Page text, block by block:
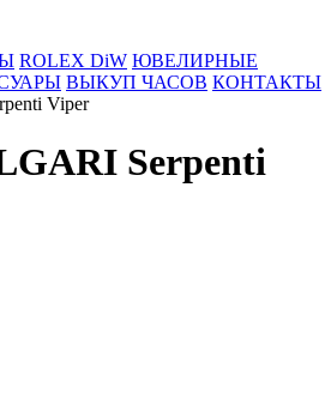
ROLEX DiW ЮВЕЛИРНЫЕ
ВЫКУП ЧАСОВ КОНТАКТЫ
Serpenti